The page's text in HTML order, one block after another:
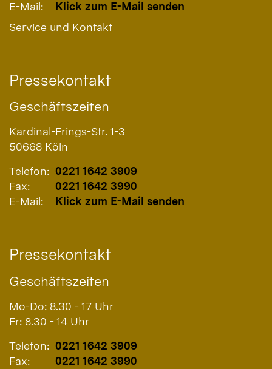
E-Mail:
Klick zum E-Mail senden
Service und Kontakt
Pressekontakt
Geschäftszeiten
Kardinal-Frings-Str. 1-3
50668 Köln
Telefon: 0221 1642 3909
Fax:
0221 1642 3990
E-Mail:
Klick zum E-Mail senden
Pressekontakt
Geschäftszeiten
Mo-Do: 8.30 - 17 Uhr
Fr: 8.30 - 14 Uhr
Telefon: 0221 1642 3909
Fax:
0221 1642 3990